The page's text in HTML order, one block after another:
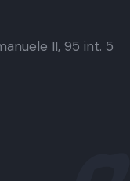
II, 95 int. 5